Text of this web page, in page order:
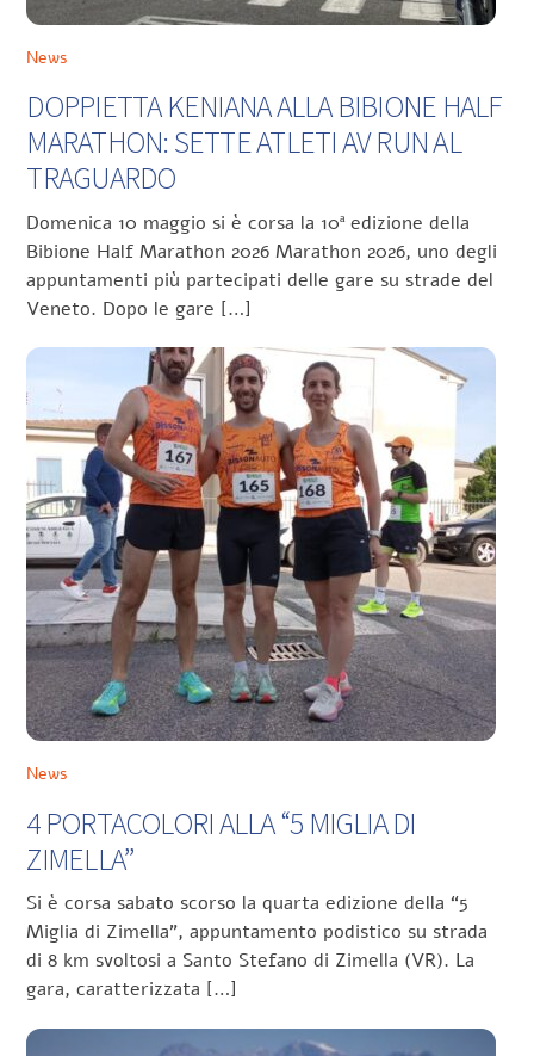
News
DOPPIETTA KENIANA ALLA BIBIONE HALF
MARATHON: SETTE ATLETI AV RUN AL
TRAGUARDO
Domenica 10 maggio si è corsa la 10ª edizione della
Bibione Half Marathon 2026 Marathon 2026, uno degli
appuntamenti più partecipati delle gare su strade del
Veneto. Dopo le gare […]
News
4 PORTACOLORI ALLA “5 MIGLIA DI
ZIMELLA”
Si è corsa sabato scorso la quarta edizione della “5
Miglia di Zimella”, appuntamento podistico su strada
di 8 km svoltosi a Santo Stefano di Zimella (VR). La
gara, caratterizzata […]